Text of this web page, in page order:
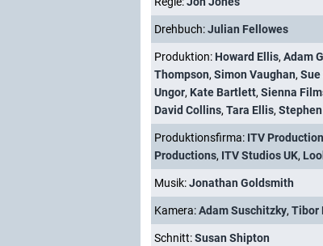
Drehbuch:Julian Fellowes
Produktion: Howard Ellis, Adam
Thompson, Simon Vaughan, Sue
Ungor, Kate Bartlett, Sienna
David Collins, Tara Ellis,
Produktionsfirma: ITV
Productions, ITV Studios UK,
Musik:Jonathan Goldsmith
Kamera:Adam Suschitzky, Tibor
Schnitt:Susan Shipton